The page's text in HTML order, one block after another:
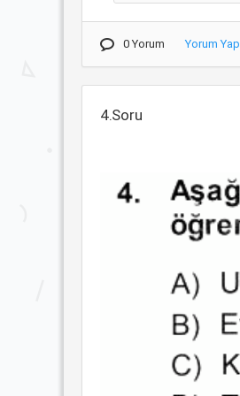
0 Yorum Yorum Yap
4.Soru